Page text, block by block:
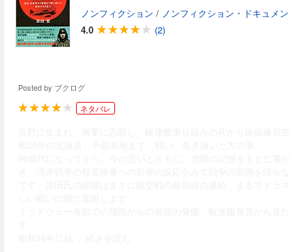
ノンフィクション / ノンフィクション・ドキュメ
4.0
(2)
Posted by ブクログ
ネタバレ